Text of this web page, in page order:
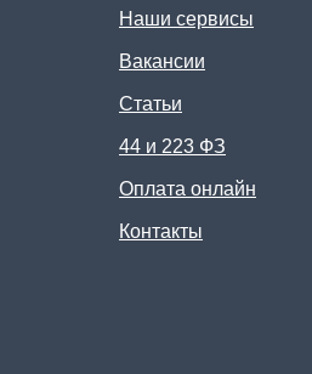
Наши сервисы
Вакансии
Статьи
44 и 223 ФЗ
Оплата онлайн
Контакты